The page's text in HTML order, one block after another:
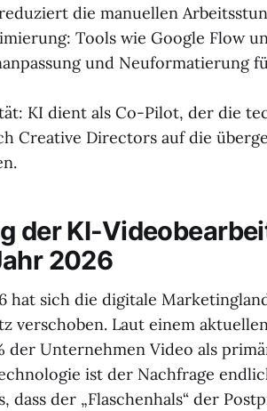
die manuellen
Tools wie Google Flow
und Neuformatierung
KI dient als Co-Pilot, der die
Creative Directors auf die
der KI-
2026
hat sich die digitale
verschoben. Laut einem
der Unternehmen Video als
ist der Nachfrage
dass der „Flaschenhals“ der